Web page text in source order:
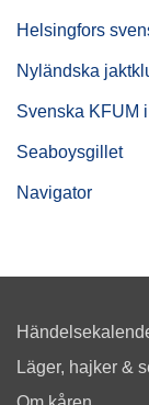
Helsingfors
Nyländska
Svenska KFUM
Seaboysgillet
Navigator
Läger, hajker &